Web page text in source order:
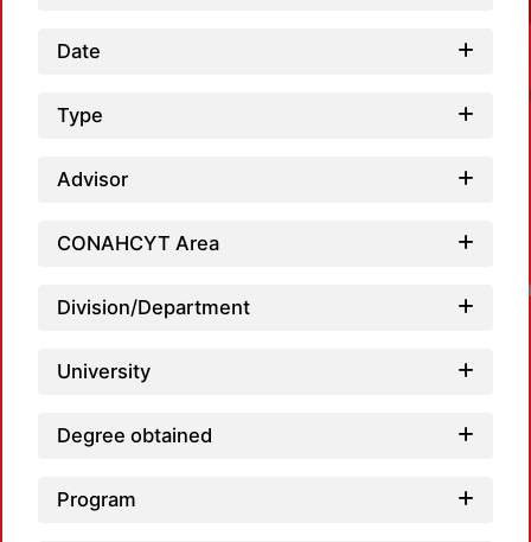
Date
Type
Advisor
CONAHCYT Area
Division/Department
University
Degree obtained
Program